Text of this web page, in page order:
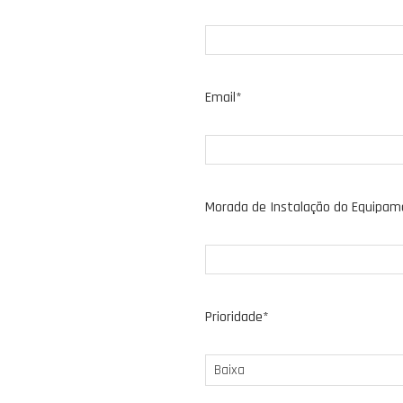
Email*
Morada de Instalação do
Prioridade*